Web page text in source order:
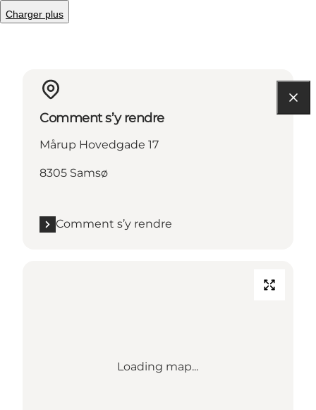
Charger plus
Comment s’y rendre
Mårup Hovedgade 17
8305 Samsø
Comment s’y rendre
Loading map...